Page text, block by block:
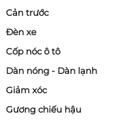
Cản trước
Đèn xe
Cốp nóc ô tô
Dàn nóng - Dàn lạnh
Giảm xóc
Gương chiếu hậu